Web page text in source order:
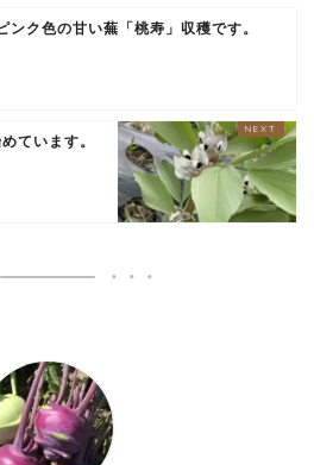
ンク色の甘い蕪「桃寿」収穫です。
ています。